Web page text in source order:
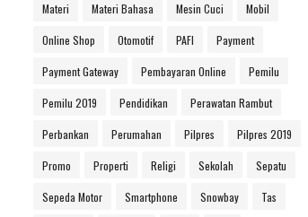
Materi Materi Bahasa Mesin Cuci Mobil
Online Shop Otomotif PAFI Payment
Payment Gateway Pembayaran Online Pemilu
Pemilu 2019 Pendidikan Perawatan Rambut
Perbankan Perumahan Pilpres Pilpres 2019
Promo Properti Religi Sekolah Sepatu
Sepeda Motor Smartphone Snowbay Tas